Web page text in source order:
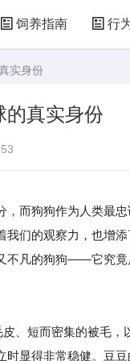
饲养指南 行
实身份
的真实身份
而狗狗作为人类最
我们的观察力，也增
不凡的狗狗——它究竟
、短而密集的被毛
显得非常稳健。豆